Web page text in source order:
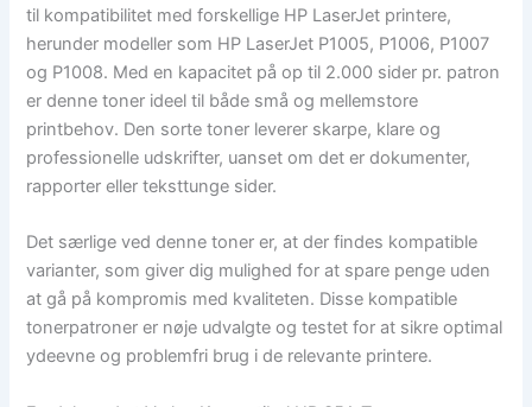
til kompatibilitet med forskellige HP LaserJet printere,
herunder modeller som HP LaserJet P1005, P1006, P1007
og P1008. Med en kapacitet på op til 2.000 sider pr. patron
er denne toner ideel til både små og mellemstore
printbehov. Den sorte toner leverer skarpe, klare og
professionelle udskrifter, uanset om det er dokumenter,
rapporter eller teksttunge sider.
Det særlige ved denne toner er, at der findes kompatible
varianter, som giver dig mulighed for at spare penge uden
at gå på kompromis med kvaliteten. Disse kompatible
tonerpatroner er nøje udvalgte og testet for at sikre optimal
ydeevne og problemfri brug i de relevante printere.